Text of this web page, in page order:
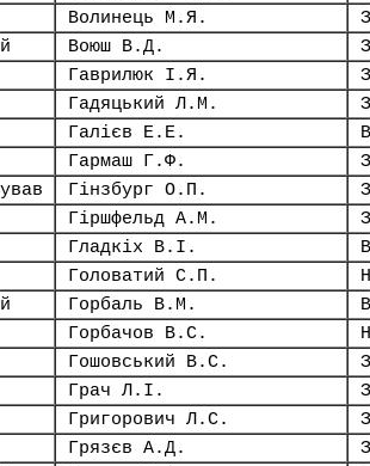
Волинець М.Я.
Воюш В.Д.
Гаврилюк І.Я.
Гадяцький Л.М.
Галієв Е.Е.
Гармаш Г.Ф.
Гінзбург О.П.
Гіршфельд А.М.
Гладкіх В.І.
Головатий С.П.
Горбаль В.М.
Горбачов В.С.
Гошовський В.С.
Грач Л.І.
Григорович Л.С.
Грязєв А.Д.